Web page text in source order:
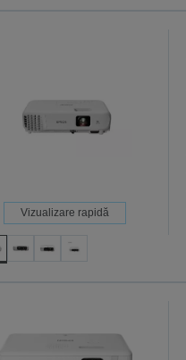
Vizualizare rapidă